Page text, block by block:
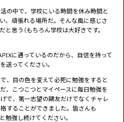
の中で、学校にいる時間を休み時間と
、頑張れる場所だ。そんな風に感じさ
思う（もちろん学校は大好きです。
に通っているのだから、自信を持って
送ってください。
、目の色を変えて必死に勉強をすると
、こつこつとマイペースに毎日勉強を
で、第一志望の鷗友だけでなくチャレ
することができました。皆さんも
勉強し続けてください。